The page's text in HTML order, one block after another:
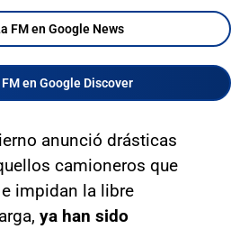
FM en Google News
FM en Google Discover
anunció drásticas
camioneros que
impidan la libre
ya han sido